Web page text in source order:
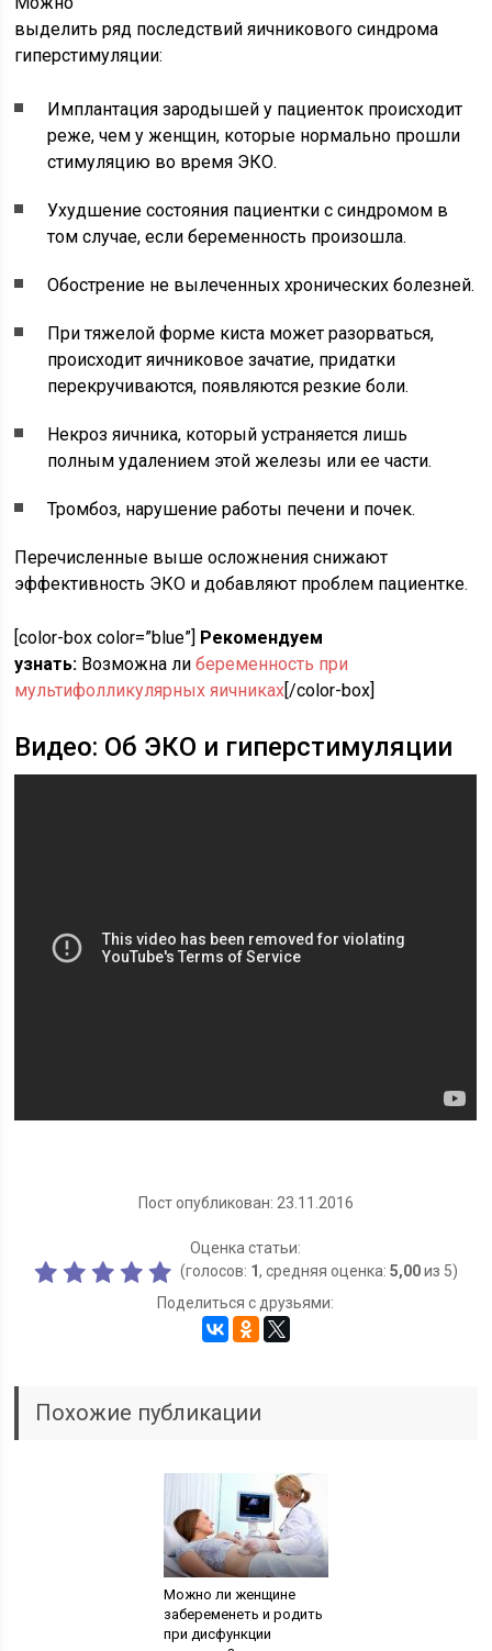
выделить ряд последствий яичникового синдрома
гиперстимуляции:
Имплантация зародышей у пациенток происходит
реже, чем у женщин, которые нормально прошли
стимуляцию во время ЭКО.
Ухудшение состояния пациентки с синдромом в
том случае, если беременность произошла.
Обострение не вылеченных хронических болезней.
При тяжелой форме киста может разорваться,
происходит яичниковое зачатие, придатки
перекручиваются, появляются резкие боли.
Некроз яичника, который устраняется лишь
полным удалением этой железы или ее части.
Тромбоз, нарушение работы печени и почек.
Перечисленные выше осложнения снижают
эффективность ЭКО и добавляют проблем пациентке.
[color-box color=”blue”] Рекомендуем
узнать: Возможна либеременность при
мультифолликулярных яичниках [/color-box]
Видео: Об ЭКО и гиперстимуляции
Пост опубликован: 23.11.2016
Оценка статьи:
(голосов: 1, средняя оценка: 5,00из 5)
Поделиться с друзьями:
Похожие публикации
Можно ли женщине
забеременеть и родить
при дисфункции